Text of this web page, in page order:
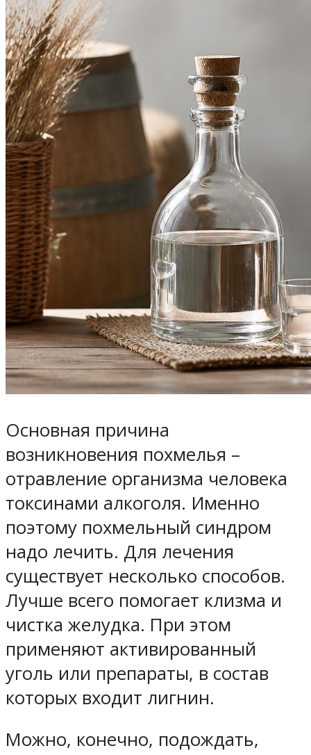
Основная причина
возникновения похмелья –
отравление организма человека
токсинами алкоголя. Именно
поэтому похмельный синдром
надо лечить. Для лечения
существует несколько способов.
Лучше всего помогает клизма и
чистка желудка. При этом
применяют активированный
уголь или препараты, в состав
которых входит лигнин.
Можно, конечно, подождать,